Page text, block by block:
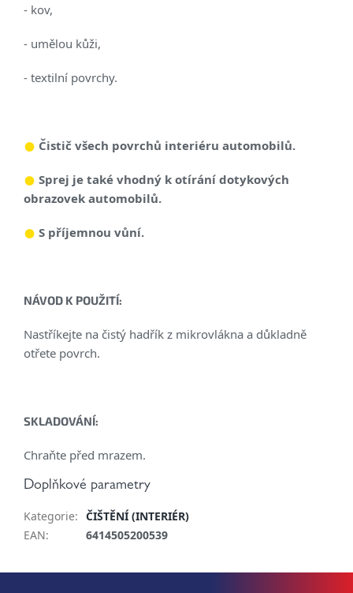
- kov,
- umělou kůži,
- textilní povrchy.
Čistič všech povrchů interiéru automobilů.
Sprej je také vhodný k otírání dotykových
obrazovek automobilů.
S příjemnou vůní.
NÁVOD K POUŽITÍ:
Nastříkejte na čistý hadřík z mikrovlákna a důkladně
otřete povrch.
SKLADOVÁNÍ:
Chraňte před mrazem.
Doplňkové parametry
Kategorie: ČIŠTĚNÍ (INTERIÉR)
EAN: 6414505200539